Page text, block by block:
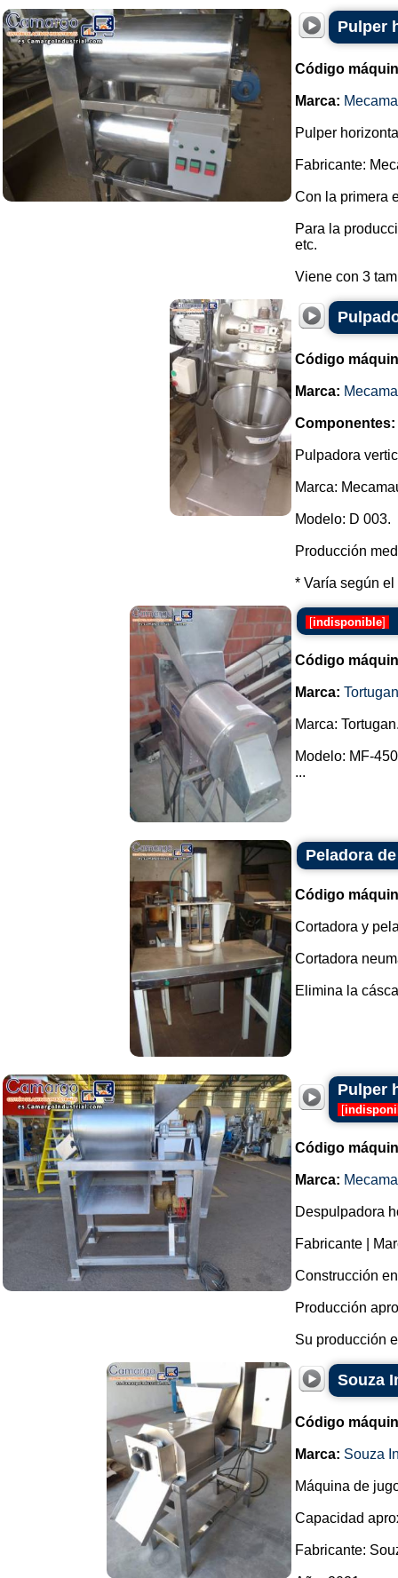
Pulper
Código
Marca:
Pulper
Fabricante:
Con la primera
Para la
etc.
Viene con 3
Código
Marca:
Componentes:
Pulpadora
Marca:
Modelo: D 003.
Producción
* Varía según
[indisponible]
Código
Marca: Tortugan
Marca:
Modelo: MF-
...
Peladora
Código
Cortadora y
Cortadora
Elimina la
Pulper
[
Código
Marca:
Despulpadora
Fabricante |
Construcción
Producción
Su producción
Souza
Código
Marca: Souza
Máquina de
Capacidad
Fabricante: